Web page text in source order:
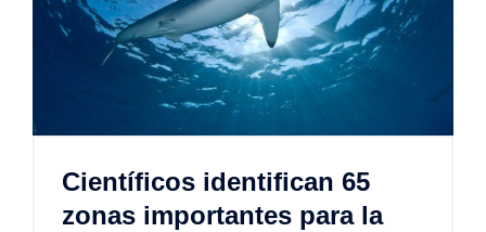
Científicos identifican 65
zonas importantes para la